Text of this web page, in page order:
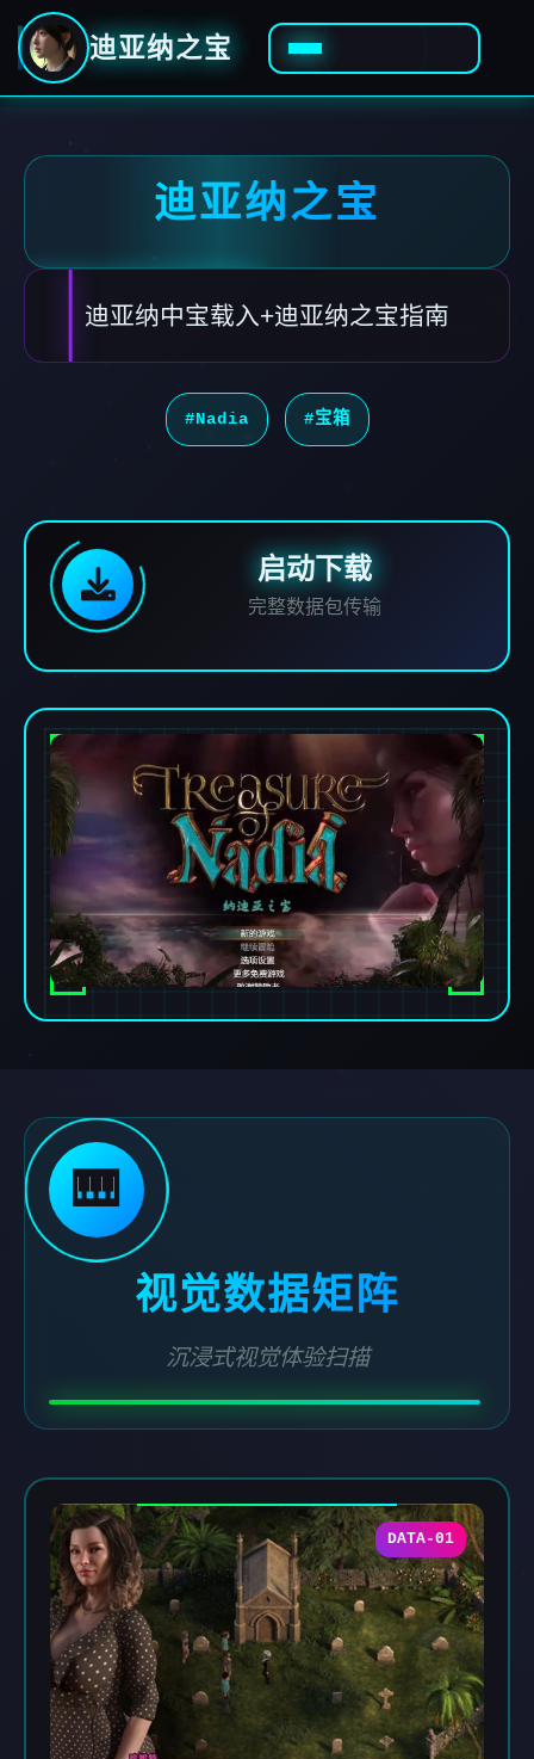
迪亚纳之宝
迪亚纳之宝
迪亚纳中宝载入+迪亚纳之宝指南
#Nadia #宝箱
启动下载
完整数据包传输
🎹
视觉数据矩阵
沉浸式视觉体验扫描
DATA-01